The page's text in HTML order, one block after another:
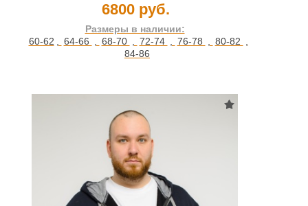
6800 руб.
Размеры в наличии:
60-62 , 64-66 , 68-70 , 72-74 , 76-78 , 80-82 ,
84-86